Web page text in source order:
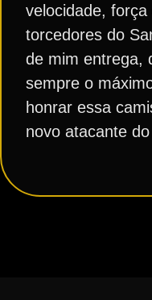
velocidade,
torcedores do
de mim entrega,
sempre o
honrar essa
novo atacante